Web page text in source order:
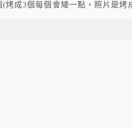
烤成3個每個會矮一點，照片是烤